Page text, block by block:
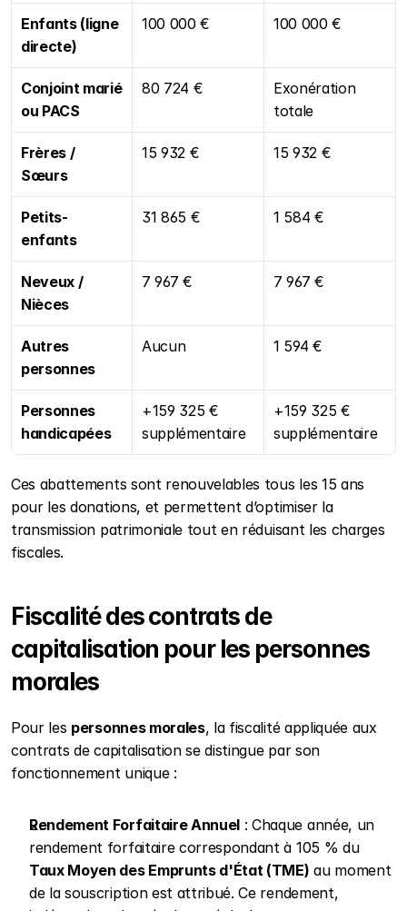
Enfants (ligne
directe)
100 000 € 100 000 €
Conjoint marié
ou PACS
80 724 €
Exonération
totale
Frères /
Sœurs
15 932 € 15 932 €
Petits-
enfants
31 865 € 1 584 €
Neveux /
Nièces
7 967 € 7 967 €
Autres
personnes
Aucun 1 594 €
Personnes
handicapées
+159 325 €
supplémentaire
+159 325 €
supplémentaire
Ces abattements sont renouvelables tous les 15 ans
pour les donations, et permettent d’optimiser la
transmission patrimoniale tout en réduisant les charges
fiscales.
Fiscalité des contrats de
capitalisation pour les personnes
morales
Pour les personnes morales, la fiscalité appliquée aux
contrats de capitalisation se distingue par son
fonctionnement unique :
Rendement Forfaitaire Annuel : Chaque année, un
rendement forfaitaire correspondant à 105 % du
Taux Moyen des Emprunts d'État (TME) au moment
de la souscription est attribué. Ce rendement,